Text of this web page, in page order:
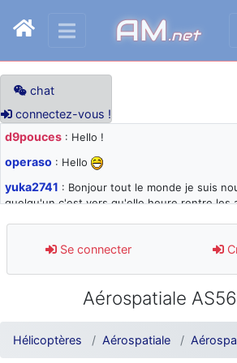
AM.net
chat
connectez-vous !
d9pouces : Hello !
operaso : Hello
yuka2741 : Bonjour tout le monde je suis
quelqu'un c'est vers qu'elle heure rentre les
d9pouces: désolé pour les quelques
jours : je teste des méthodes contre le
: Super, la nouvelle bannière
d9pouces: je suis un avion@,._,+ >
comprendre
Se connecter
Aérospatiale
Hélicoptères Aérospatiale